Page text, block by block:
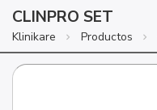
CLINPRO SET
Klinikare Productos